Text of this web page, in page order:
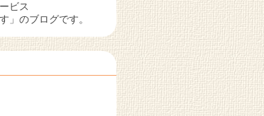
ビス
」のブログです。